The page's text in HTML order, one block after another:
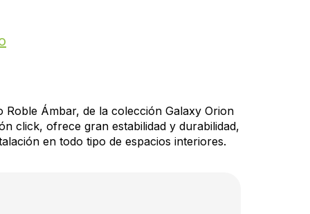
Ámbar, de la colección Galaxy Orion
click, ofrece gran estabilidad y durabilidad,
en todo tipo de espacios interiores.